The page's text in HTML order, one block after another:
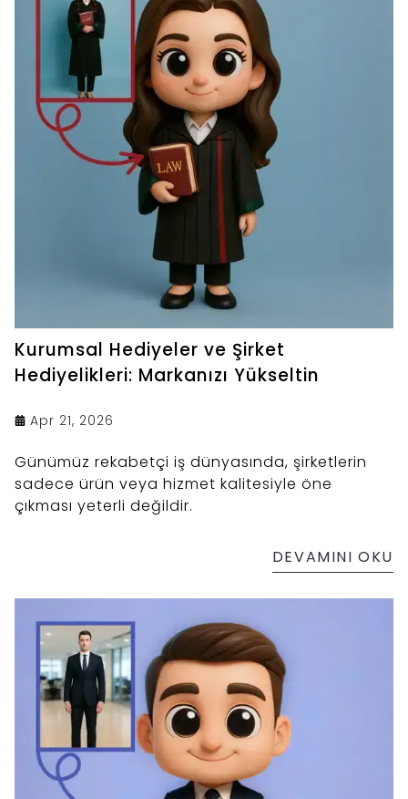
Kurumsal Hediyeler ve Şirket
Hediyelikleri: Markanızı Yükseltin
Apr 21, 2026
Günümüz rekabetçi iş dünyasında, şirketlerin
sadece ürün veya hizmet kalitesiyle öne
çıkması yeterli değildir.
DEVAMINI OKU